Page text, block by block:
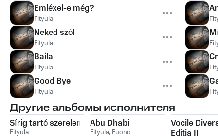
Emléxel-e még?
Fityula
Neked szól
Fityula
Baila
Fityula
Good Bye
Fityula
Другие альбомы исполнителя
Sírig tartó szerelem
Fityula
Abu Dhabi
Fityula, Fuono
Vocile
Ediția II